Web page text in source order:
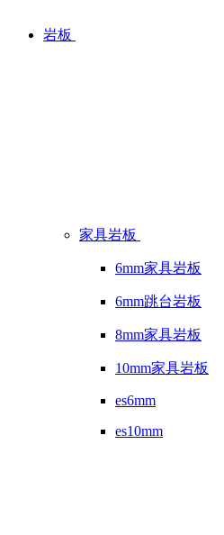
岩板
家具岩板
6mm家具岩板
6mm跳台岩板
8mm家具岩板
10mm家具岩板
es6mm
es10mm